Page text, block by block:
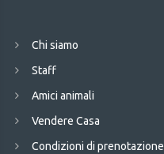
Chi siamo
Staff
Amici animali
Vendere Casa
Condizioni di prenotazione